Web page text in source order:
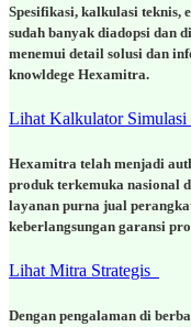
Spesifikasi, kalkulasi teknis,
sudah banyak diadopsi dan
menemui detail solusi dan
knowldege Hexamitra.
Lihat Kalkulator Simulasi
Hexamitra telah menjadi
produk terkemuka nasional
layanan purna jual
keberlangsungan garansi
Lihat Mitra Strategis
Dengan pengalaman di